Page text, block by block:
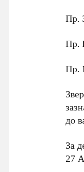
Пр.
Пр.
Пр.
до
За
27